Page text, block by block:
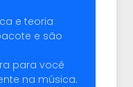
e teoria
e são
para você
na música.